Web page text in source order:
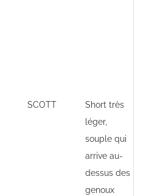
SCOTT
Short très
léger,
souple qui
arrive au-
dessus des
genoux